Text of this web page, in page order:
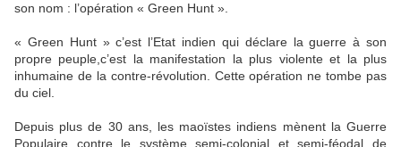
son nom : l’opération « Green Hunt ».
« Green Hunt » c’est l’Etat indien qui déclare la guerre à son
propre peuple,c’est la manifestation la plus violente et la plus
inhumaine de la contre-révolution. Cette opération ne tombe pas
du ciel.
Depuis plus de 30 ans, les maoïstes indiens mènent la Guerre
Populaire contre le système semi-colonial et semi-féodal de